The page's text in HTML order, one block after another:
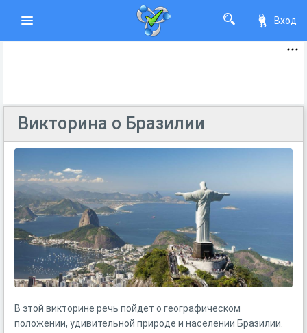
Вход
Викторина о Бразилии
В этой викторине речь пойдет о географическом
положении, удивительной природе и населении Бразилии.